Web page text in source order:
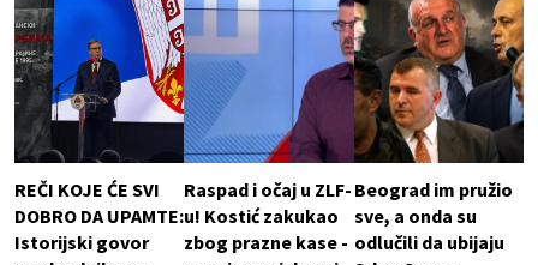
REČI KOJE ĆE SVI
DOBRO DA UPAMTE:
Istorijski govor
Raspad i očaj u ZLF-
u! Kostić zakukao
zbog prazne kase -
Beograd im pružio
sve, a onda su
odlučili da ubijaju